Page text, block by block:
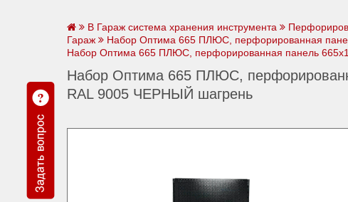
В Гараж система хранения инструмента
Гараж
Набор Оптима 665 ПЛЮС, перфорированная
Набор Оптима 665 ПЛЮС, перфорированная панель
Набор Оптима 665 ПЛЮС,
RAL 9005 ЧЕРНЫЙ шагрень